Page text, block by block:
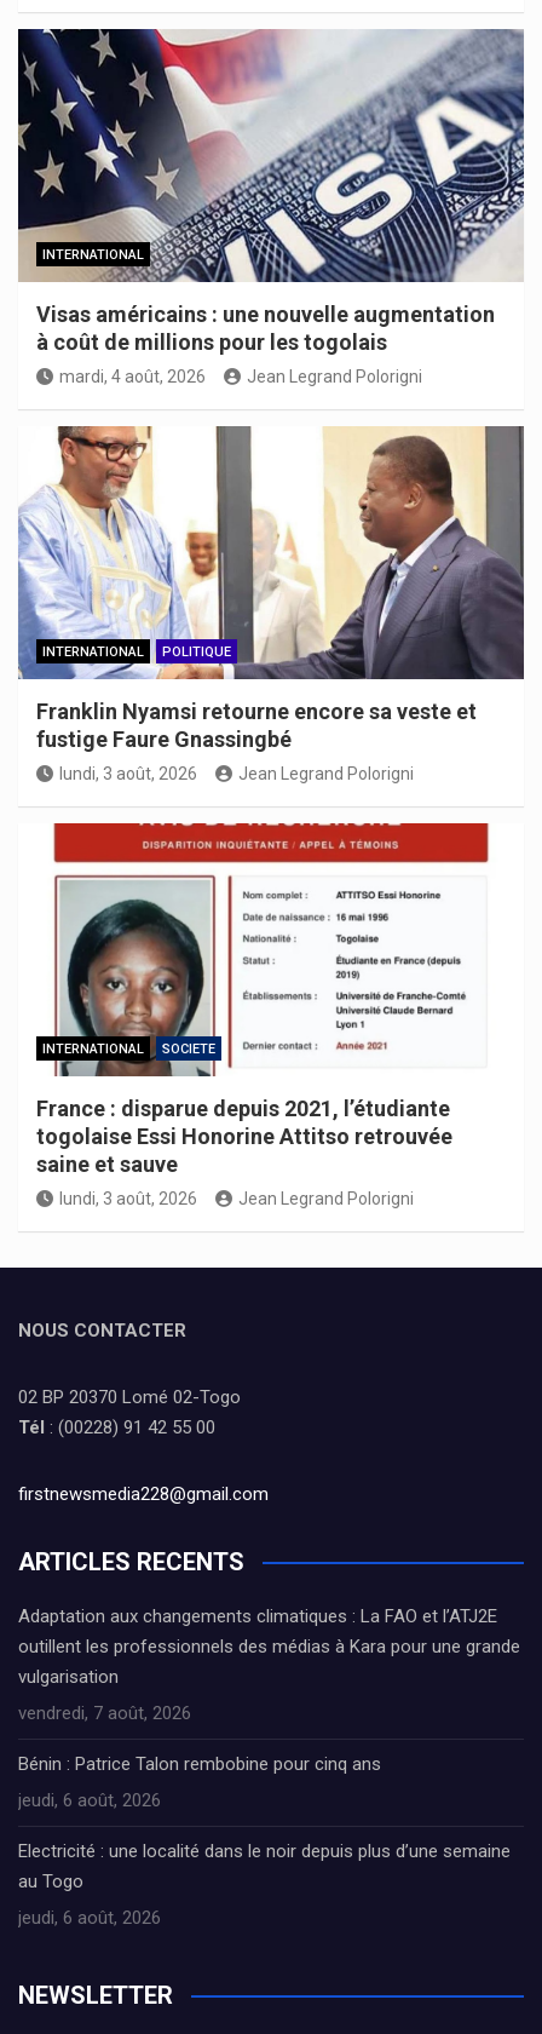
INTERNATIONAL
Visas américains : une nouvelle augmentation
à coût de millions pour les togolais
mardi, 4 août, 2026 Jean Legrand Polorigni
INTERNATIONAL POLITIQUE
Franklin Nyamsi retourne encore sa veste et
fustige Faure Gnassingbé
lundi, 3 août, 2026 Jean Legrand Polorigni
INTERNATIONAL SOCIETE
France : disparue depuis 2021, l’étudiante
togolaise Essi Honorine Attitso retrouvée
saine et sauve
lundi, 3 août, 2026 Jean Legrand Polorigni
NOUS CONTACTER
02 BP 20370 Lomé 02-Togo
Tél : (00228) 91 42 55 00
firstnewsmedia228@gmail.com
ARTICLES RECENTS
Adaptation aux changements climatiques : La FAO et l’ATJ2E
outillent les professionnels des médias à Kara pour une grande
vulgarisation
vendredi, 7 août, 2026
Bénin : Patrice Talon rembobine pour cinq ans
jeudi, 6 août, 2026
Electricité : une localité dans le noir depuis plus d’une semaine
au Togo
jeudi, 6 août, 2026
NEWSLETTER